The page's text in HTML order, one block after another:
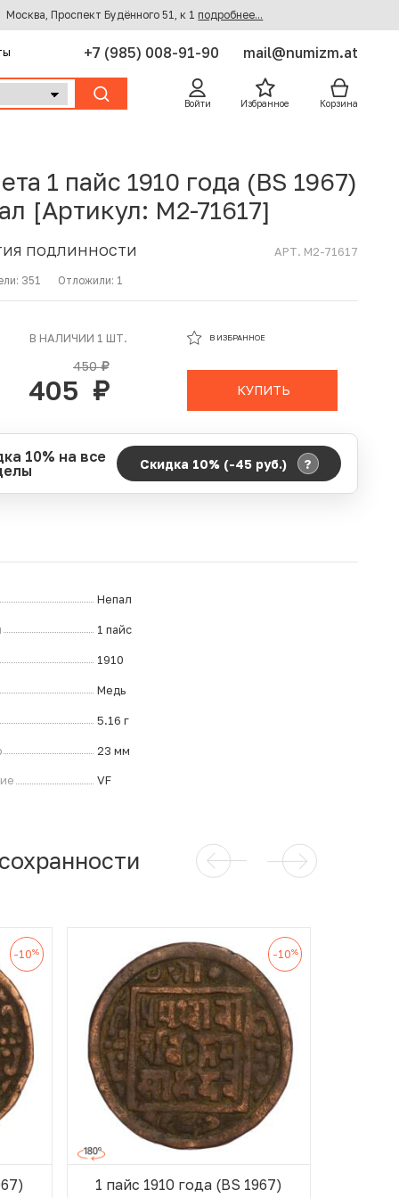
Москва, Проспект Будённого 51, к 1 подробнее...
+7 (985) 008-91-90 mail@numizm.at
Войти Избранное Корзина
1 пайс 1910 года (BS 1967)
[Артикул: M2-71617]
ПОДЛИННОСТИ АРТ. M2-71617
351 Отложили: 1
В НАЛИЧИИ 1 ШТ.
450руб.
405 руб.
В ИЗБРАННОЕ
КУПИТЬ
10% на все
Скидка 10% (-45 руб.) ?
Непал
1 пайс
1910
Медь
5.16 г
23 мм
VF
-10% -10%
1 пайс 1910 года (BS 1967)